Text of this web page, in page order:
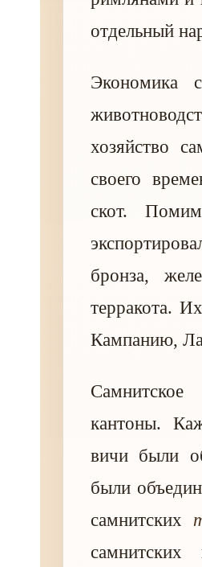
отдельный
Экономика
хозяйство
своего
скот.
бронза,
терракота.
Кампанию,
кантоны.
вичи были
были
самнитских